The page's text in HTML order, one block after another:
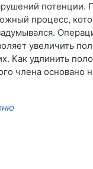
потенции.
процесс,
увеличить
Как удлинить
члена основано